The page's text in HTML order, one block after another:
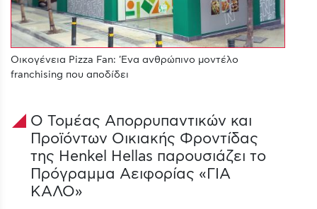
Οικογένεια Pizza Fan: 'Ενα ανθρώπινο μοντέλο
franchising που αποδίδει
signal_cellular_4_bar O Τομέας Απορρυπαντικών και
Προϊόντων Οικιακής Φροντίδας
της Henkel Hellas παρουσιάζει το
Πρόγραμμα Αειφορίας «ΓΙΑ
ΚΑΛΟ»